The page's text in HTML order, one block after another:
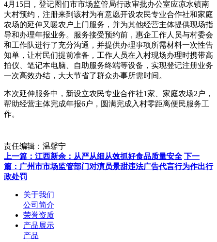
4月15日，登记图们市市场监管局行政审批办公室应凉水镇南
大村预约，注册来到该村为有意愿开设农民专业合作社和家庭
农场的延伸又暖农户上门服务，并为其他经营主体提供现场指
导和办理年报业务。服务接受预约前，惠企工作人员与村委会
和工作队进行了充分沟通，并提供办理事项所需材料一次性告
知单，让村民们提前准备，工作人员在入村现场办理时携带高
拍仪、笔记本电脑、自助服务终端等设备，实现登记注册业务
一次高效办结，大大节省了群众办事所需时间。
本次延伸服务中，新设立农民专业合作社1家、家庭农场2户，
帮助经营主体完成年报6户，圆满完成入村零距离便民服务工
作。
责任编辑：温馨宁
上一篇：江西新余：从严从细从效抓好食品质量安全 下一
篇：广州市市场监管部门对演员景甜违法广告代言行为作出行
政处罚
关于我们
公司简介
荣誉资质
产品展示
产品